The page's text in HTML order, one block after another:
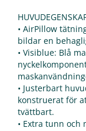
• AirPillow
bildar en
• Visiblue: Blå
• Justerbart
konstruerat för
tvättbart.
• Extra tunn